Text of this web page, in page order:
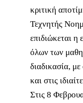
κριτική
Τεχνητής
επιδιώκεται η
όλων των
διαδικασία,
και στις
Στις 8